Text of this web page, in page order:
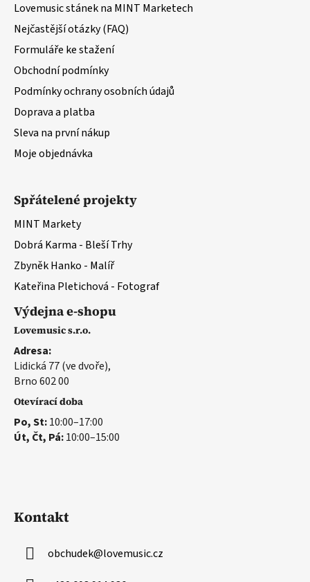
Lovemusic stánek na MINT Marketech
Nejčastější otázky (FAQ)
Formuláře ke stažení
Obchodní podmínky
Podmínky ochrany osobních údajů
Doprava a platba
Sleva na první nákup
Moje objednávka
Spřátelené projekty
MINT Markety
Dobrá Karma - Bleší Trhy
Zbyněk Hanko - Malíř
Kateřina Pletichová - Fotograf
Výdejna e-shopu
Lovemusic s.r.o.
Adresa:
Lidická 77 (ve dvoře),
Brno 602 00
Otevírací doba
Po, St:10:00–17:00
Út, Čt, Pá:10:00–15:00
Kontakt
obchudek@lovemusic.cz